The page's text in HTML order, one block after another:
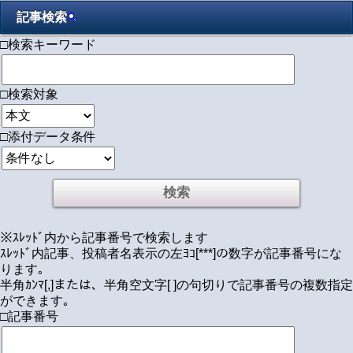
記事検索
□検索キーワード
□検索対象
□添付データ条件
※ｽﾚｯﾄﾞ内から記事番号で検索します
ｽﾚｯﾄﾞ内記事、投稿者名表示の左ﾖｺ[***]の数字が記事番号にな
ります｡
半角ｶﾝﾏ[,]または、半角空文字[ ]の句切りで記事番号の複数指定
ができます｡
□記事番号